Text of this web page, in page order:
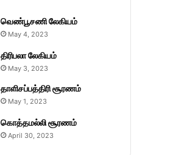
வெண்பூசணி லேகியம்
May 4, 2023
திரிபலா லேகியம்
May 3, 2023
தாளிசப்பத்திரி சூரணம்
May 1, 2023
கொத்தமல்லி சூரணம்
April 30, 2023